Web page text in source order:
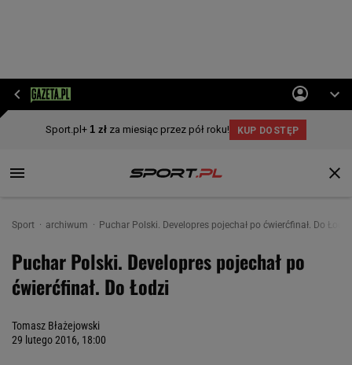
Sport archiwum Puchar Polski. Developres pojechał po ćwierćfinał. Do Łodzi
Puchar Polski. Developres pojechał po
ćwierćfinał. Do Łodzi
Tomasz Błażejowski
29 lutego 2016, 18:00